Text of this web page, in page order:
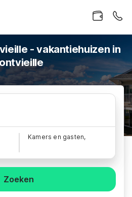
- vakantiehuizen in
Kamers en gasten,
Zoeken